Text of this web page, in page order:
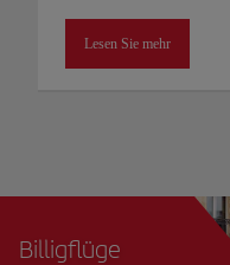
Lesen Sie mehr
Billigflüge